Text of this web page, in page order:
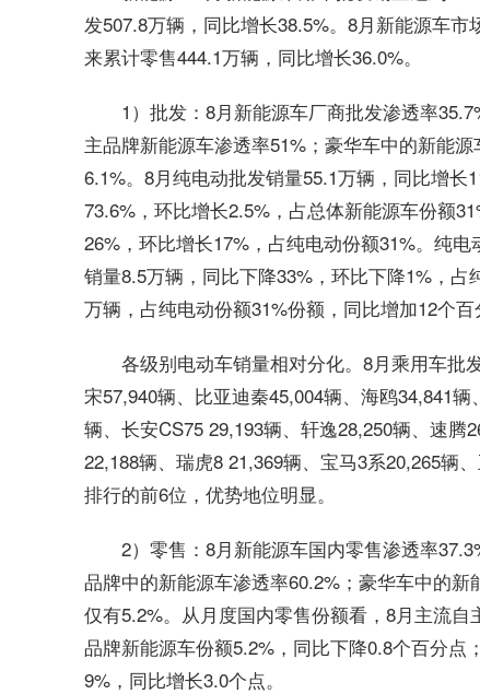
发507.8万辆，同比增长38.5%。8月新能源车
来累计零售444.1万辆，同比增长36.0%。
1）批发：8月新能源车厂商批发渗透率
主品牌新能源车渗透率51%；豪华车中的新能
6.1%。8月纯电动批发销量55.1万辆，同比增
73.6%，环比增长2.5%，占总体新能源车份额
26%，环比增长17%，占纯电动份额31%。纯
销量8.5万辆，同比下降33%，环比下降1%，
万辆，占纯电动份额31%份额，同比增加12个
各级别电动车销量相对分化。8月乘用车批
宋57,940辆、比亚迪秦45,004辆、海鸥34,841
辆、长安CS75 29,193辆、轩逸28,250辆、速
22,188辆、瑞虎8 21,369辆、宝马3系20,265辆
排行的前6位，优势地位明显。
2）零售：8月新能源车国内零售渗透率
品牌中的新能源车渗透率60.2%；豪华车中的
仅有5.2%。从月度国内零售份额看，8月主流
品牌新能源车份额5.2%，同比下降0.8个百分
9%，同比增长3.0个点。